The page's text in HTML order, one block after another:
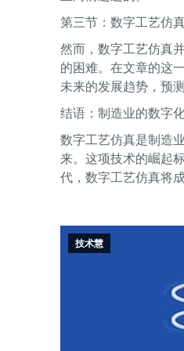
第三节：数字工艺仿
然而，数字工艺仿真
的困难。在文章的这
未来的发展趋势，预
结语：制造业的数字
数字工艺仿真是制造
来。这项技术的崛起
代，数字工艺仿真将
技术慧